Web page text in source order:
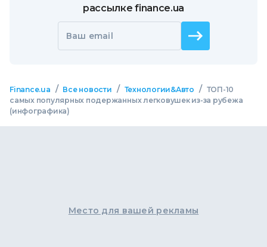
рассылке finance.ua
Ваш email
Finance.ua / Все новости / Технологии&Авто / ТОП-10
самых популярных подержанных легковушек из-за рубежа
(инфографика)
Место для вашей рекламы